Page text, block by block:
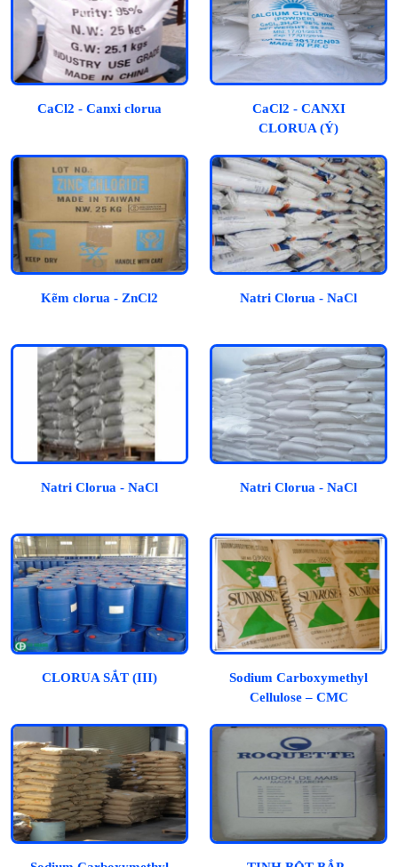
CaCl2 - Canxi clorua
CaCl2 - CANXI
CLORUA (Ý)
Kẽm clorua - ZnCl2 Natri Clorua - NaCl
Natri Clorua - NaCl Natri Clorua - NaCl
CLORUA SẮT (III)
Sodium Carboxymethyl
Cellulose – CMC